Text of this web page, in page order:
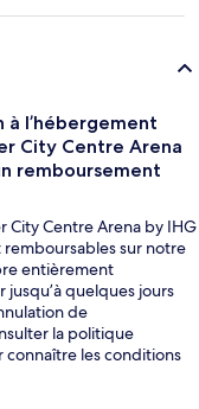
à l’hébergement
City Centre Arena
remboursement
City Centre Arena by IHG
sur notre
entièrement
jusqu’à quelques jours
de
la politique
connaître les conditions